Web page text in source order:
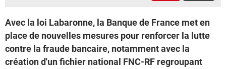
Avec la loi Labaronne, la Banque de France met en
place de nouvelles mesures pour renforcer la lutte
contre la fraude bancaire, notamment avec la
création d'un fichier national FNC-RF regroupant